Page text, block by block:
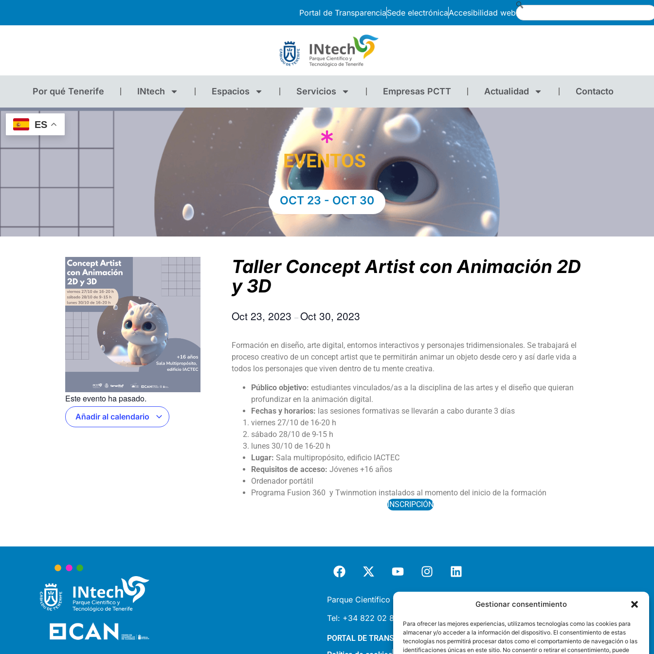
Gestionar consentimiento
Para ofrecer las mejores experiencias, utilizamos tecnologías como las cookies para
almacenar y/o acceder a la información del dispositivo. El consentimiento de estas
tecnologías nos permitirá procesar datos como el comportamiento de navegación o las
identificaciones únicas en este sitio. No consentir o retirar el consentimiento, puede
Portal de TransparenciaSede electrónicaAccesibilidad web
Por qué Tenerife INtech Espacios Servicios Empresas PCTT Actualidad Contacto
ES
EVENTOS
OCT 23 - OCT 30
Este evento ha pasado.
Añadir al calendario
Taller Concept Artist con Animación 2D
y 3D
Oct 23, 2023 –Oct 30, 2023
Formación en diseño, arte digital, entornos interactivos y personajes tridimensionales. ​Se trabajará el
proceso creativo de un concept artist que te permitirán animar un objeto desde cero y así darle vida a
todos los personajes que viven dentro de tu mente creativa.
Público objetivo: estudiantes vinculados/as a la disciplina de las artes y el diseño que quieran
profundizar en la animación digital.
Fechas y horarios: las sesiones formativas se llevarán a cabo durante 3 días
viernes 27/10 de 16-20 h
sábado 28/10 de 9-15 h
lunes 30/10 de 16-20 h
Lugar: Sala multipropósito, edificio IACTEC
Requisitos de acceso: Jóvenes +16 años
Ordenador portátil
Programa Fusion 360 y Twinmotion instalados al momento del inicio de la formación
INSCRIPCIÓN
Parque Científico y Tecnológico de Tenerife S.A.
Tel: +34 822 02 85 87 |
PORTAL DE TRANSPARENCIASEDE ELECTRÓNICA